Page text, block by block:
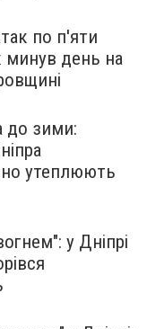
по п'яти
минув день на
до зими:
утеплюють
у Дніпрі